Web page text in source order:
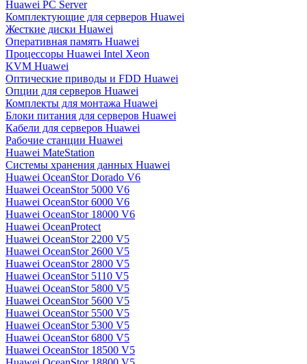
Huawei PC Server
Комплектующие для серверов Huawei
Жесткие диски Huawei
Оперативная память Huawei
Процессоры Huawei Intel Xeon
KVM Huawei
Оптические приводы и FDD Huawei
Опции для серверов Huawei
Комплекты для монтажа Huawei
Блоки питания для серверов Huawei
Кабели для серверов Huawei
Рабочие станции Huawei
Huawei MateStation
Системы хранения данных Huawei
Huawei OceanStor Dorado V6
Huawei OceanStor 5000 V6
Huawei OceanStor 6000 V6
Huawei OceanStor 18000 V6
Huawei OceanProtect
Huawei OceanStor 2200 V5
Huawei OceanStor 2600 V5
Huawei OceanStor 2800 V5
Huawei OceanStor 5110 V5
Huawei OceanStor 5800 V5
Huawei OceanStor 5600 V5
Huawei OceanStor 5500 V5
Huawei OceanStor 5300 V5
Huawei OceanStor 6800 V5
Huawei OceanStor 18500 V5